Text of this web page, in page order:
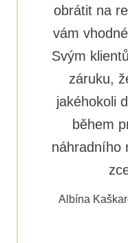
obrátit na
vám
Svým
záruku,
jakéhokoli
během
náhradního
Albína